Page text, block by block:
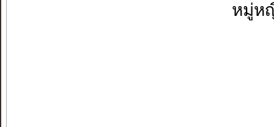
หมู่ห